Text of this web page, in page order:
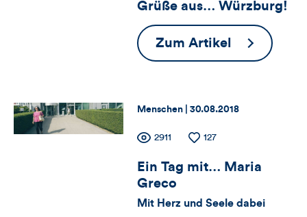
Artikels
für
Views,
Likes
Kommentare
dieses
Artikels
Views
Likes
Grüße aus… Würzburg!
Zum Artikel
Grüße
aus…
Thema:
Menschen | Datum:
30.08.2018
Zähler
für
Views,
Anzahl
Views
2911
Anzahl
Likes
127
Ein Tag mit… Maria
Greco
Mit Herz und Seele dabei